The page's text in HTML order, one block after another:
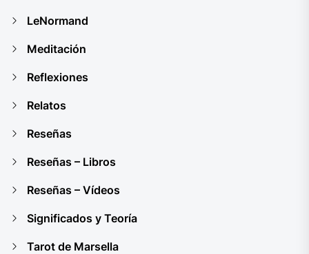
LeNormand
Meditación
Reflexiones
Relatos
Reseñas
Reseñas – Libros
Reseñas – Vídeos
Significados y Teoría
Tarot de Marsella